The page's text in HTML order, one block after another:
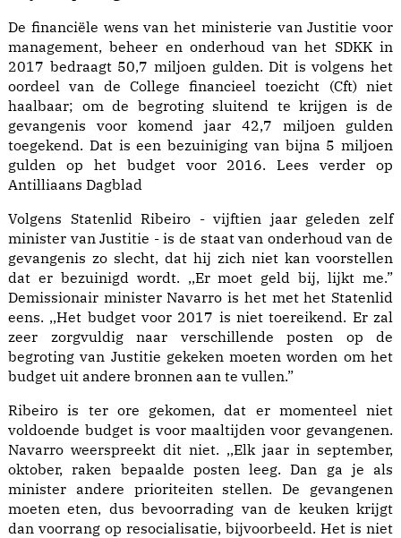
De financiële wens van het ministerie van Justitie voor
management, beheer en onderhoud van het SDKK in
2017 bedraagt 50,7 miljoen gulden. Dit is volgens het
oordeel van de College financieel toezicht (Cft) niet
haalbaar; om de begroting sluitend te krijgen is de
gevangenis voor komend jaar 42,7 miljoen gulden
toegekend. Dat is een bezuiniging van bijna 5 miljoen
gulden op het budget voor 2016. Lees verder op
Antilliaans Dagblad
Volgens Statenlid Ribeiro - vijftien jaar geleden zelf
minister van Justitie - is de staat van onderhoud van de
gevangenis zo slecht, dat hij zich niet kan voorstellen
dat er bezuinigd wordt. ,,Er moet geld bij, lijkt me.”
Demissionair minister Navarro is het met het Statenlid
eens. ,,Het budget voor 2017 is niet toereikend. Er zal
zeer zorgvuldig naar verschillende posten op de
begroting van Justitie gekeken moeten worden om het
budget uit andere bronnen aan te vullen.”
Ribeiro is ter ore gekomen, dat er momenteel niet
voldoende budget is voor maaltijden voor gevangenen.
Navarro weerspreekt dit niet. ,,Elk jaar in september,
oktober, raken bepaalde posten leeg. Dan ga je als
minister andere prioriteiten stellen. De gevangenen
moeten eten, dus bevoorrading van de keuken krijgt
dan voorrang op resocialisatie, bijvoorbeeld. Het is niet